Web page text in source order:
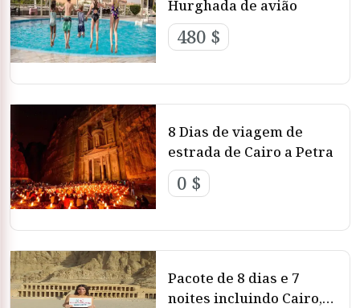
Hurghada de avião
480 $
8 Dias de viagem de
estrada de Cairo a Petra
0 $
Pacote de 8 dias e 7
noites incluindo Cairo,